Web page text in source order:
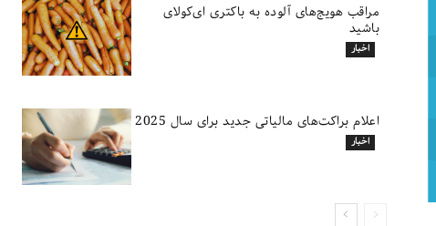
مراقب هویج‌های آلوده به باکتری ای‌کولای
باشید
اخبار
اعلام براکت‌های مالیاتی جدید برای سال 2025
اخبار